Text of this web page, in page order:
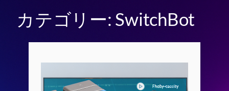
カテゴリー: SwitchBot